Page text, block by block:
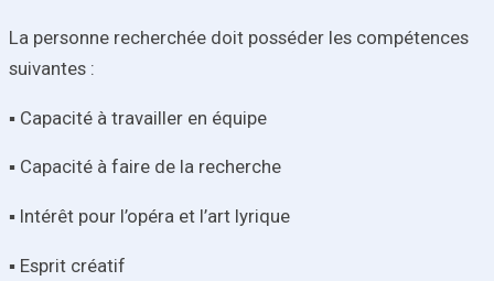
La personne recherchée doit posséder les compétences
suivantes :
▪ Capacité à travailler en équipe
▪ Capacité à faire de la recherche
▪ Intérêt pour l’opéra et l’art lyrique
▪ Esprit créatif